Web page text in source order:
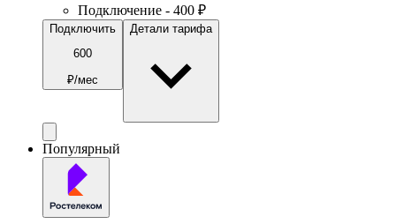
Подключение - 400 ₽
Подключить
600
₽/мес
Детали тарифа
Популярный